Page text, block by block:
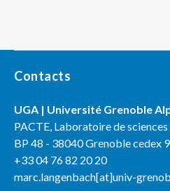
Contacts
UGA | Université Grenoble
PACTE, Laboratoire de sciences
BP 48 - 38040 Grenoble cedex 9
+33 04 76 82 20 20
marc.langenbach[at]univ-